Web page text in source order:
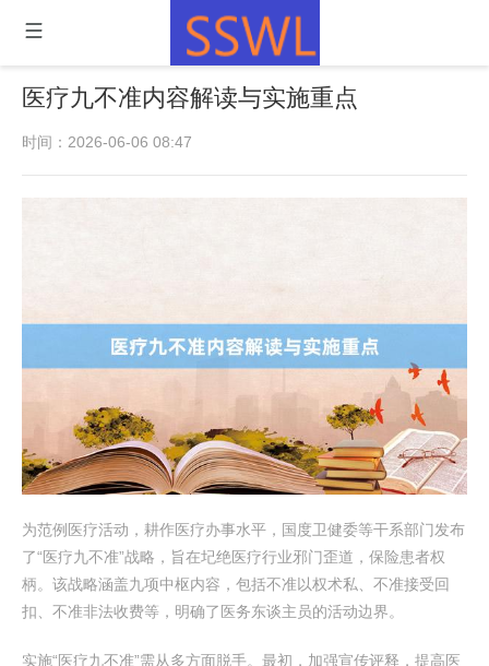
医疗九不准内容解读与实施重点
时间：2026-06-06 08:47
为范例医疗活动，耕作医疗办事水平，国度卫健委等干系部门发布
了“医疗九不准”战略，旨在圮绝医疗行业邪门歪道，保险患者权
柄。该战略涵盖九项中枢内容，包括不准以权术私、不准接受回
扣、不准非法收费等，明确了医务东谈主员的活动边界。
实施“医疗九不准”需从多方面脱手。最初，加强宣传评释，提高医